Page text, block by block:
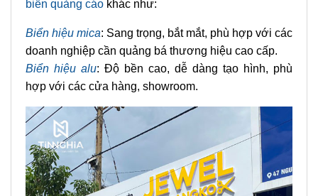
biển quảng cáo khác như:
Biển hiệu mica: Sang trọng, bắt mắt, phù hợp với các
doanh nghiệp cần quảng bá thương hiệu cao cấp.
Biển hiệu alu: Độ bền cao, dễ dàng tạo hình, phù
hợp với các cửa hàng, showroom.